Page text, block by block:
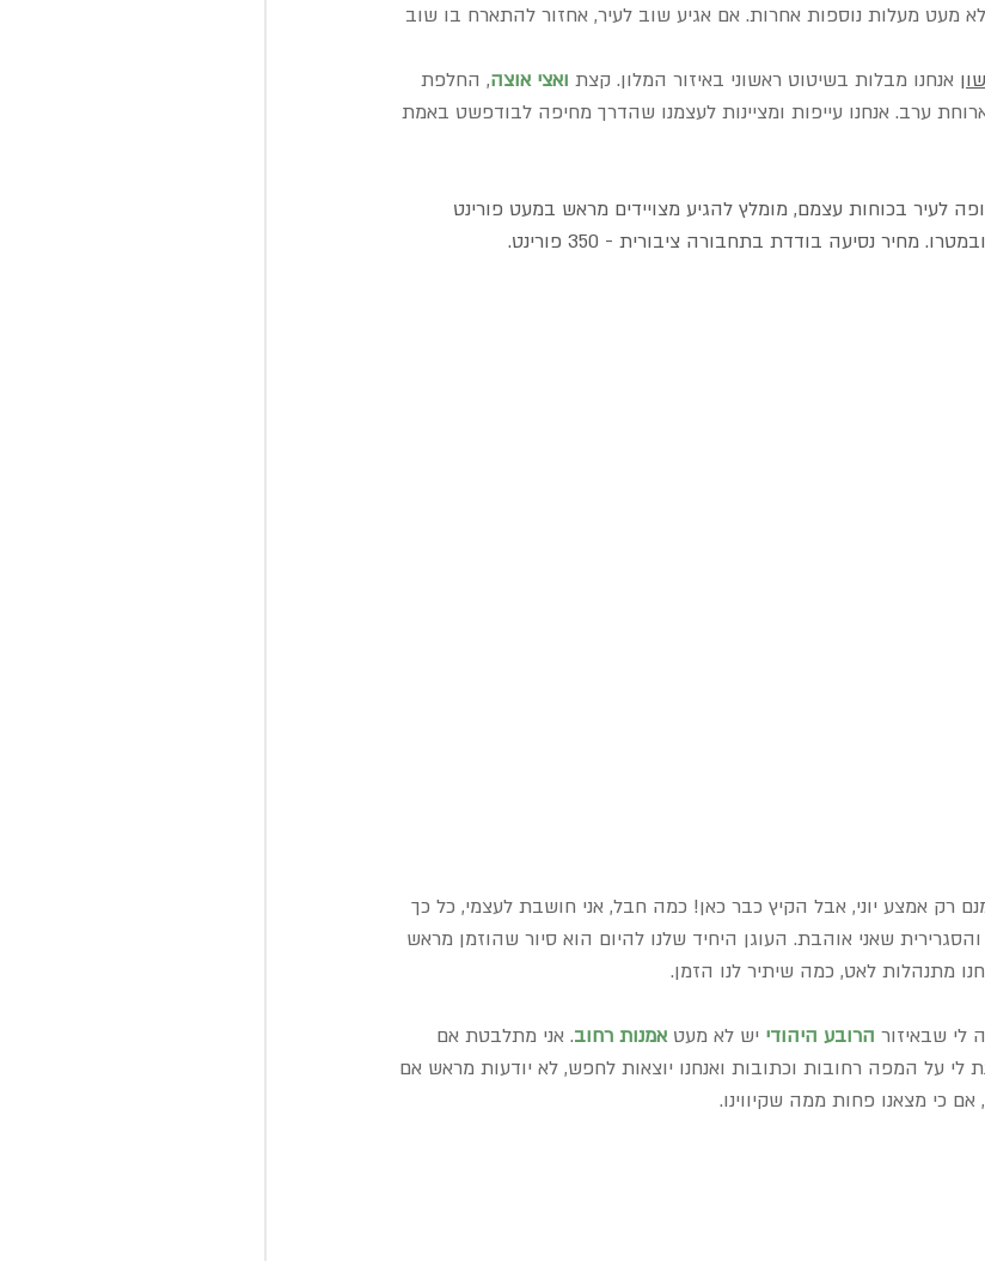
מעט מעלות נוספות אחרות. אם אגיע שוב לעיר, אחזור להתארח בו שוב
אנחנו מבלות בשיטוט ראשוני באיזור המלון. קצת ואצי אוצה, החלפת
ערב. אנחנו עייפות ומציינות לעצמנו שהדרך מחיפה לבודפשט באמת
לעיר בכוחות עצמם, מומלץ להגיע מצויידים מראש במעט פורינט
מחיר נסיעה בודדת בתחבורה ציבורית - 350 פורינט.
רק אמצע יוני, אבל הקיץ כבר כאן! כמה חבל, אני חושבת לעצמי, כל כך
שאני אוהבת. העוגן היחיד שלנו להיום הוא סיור שהוזמן מראש
מתנהלות לאט, כמה שיתיר לנו הזמן.
לי שבאיזור הרובע היהודי יש לא מעט אמנות רחוב. אני מתלבטת אם
לי על המפה רחובות וכתובות ואנחנו יוצאות לחפש, לא יודעות מראש אם
כי מצאנו פחות ממה שקיווינו.